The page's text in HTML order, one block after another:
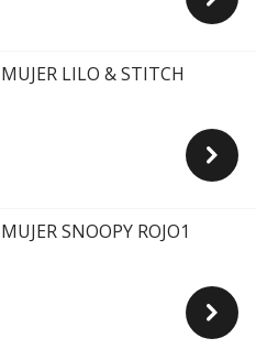
POLERA MUJER SNOOPY ROJO1